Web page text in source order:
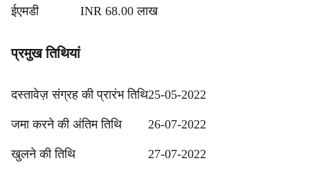
ईएमडी INR 68.00 लाख
प्रमुख तिथियां
दस्तावेज़ संग्रह की प्रारंभ तिथि25-05-2022
जमा करने की अंतिम तिथि 26-07-2022
खुलने की तिथि 27-07-2022